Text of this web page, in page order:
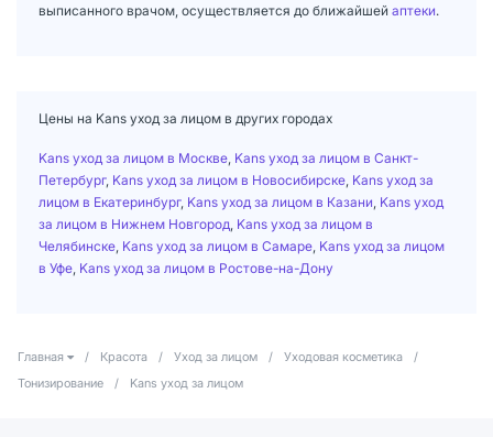
выписанного врачом, осуществляется до ближайшей аптеки.
Цены на Kans уход за лицом в других городах
Kans уход за лицом в Москве Kans уход за лицом в Санкт-
Петербург, Kans уход за лицом в Новосибирске Kans уход за
лицом в Екатеринбург, Kans уход за лицом в Казани Kans уход
за лицом в Нижнем Новгород Kans уход за лицом в
Челябинске Kans уход за лицом в Самаре Kans уход за лицом
в Уфе Kans уход за лицом в Ростове-на-Дону
Главная / Красота / Уход за лицом / Уходовая косметика
/
Тонизирование
/ Kans уход за лицом